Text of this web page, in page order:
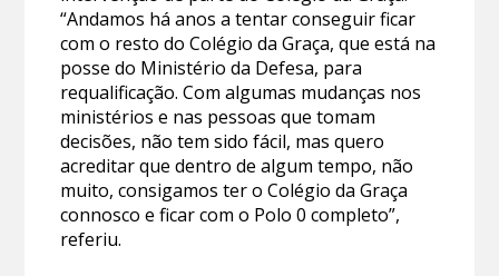
“Andamos há anos a tentar conseguir ficar
com o resto do Colégio da Graça, que está na
posse do Ministério da Defesa, para
requalificação. Com algumas mudanças nos
ministérios e nas pessoas que tomam
decisões, não tem sido fácil, mas quero
acreditar que dentro de algum tempo, não
muito, consigamos ter o Colégio da Graça
connosco e ficar com o Polo 0 completo”,
referiu.